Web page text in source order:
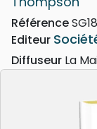
Référence
Editeur
Diffuseur La